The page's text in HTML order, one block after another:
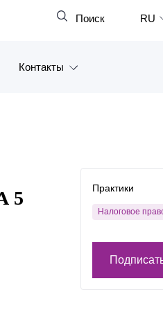
Поиск RU
Контакты
Владивосток
5
Практики
Налоговое